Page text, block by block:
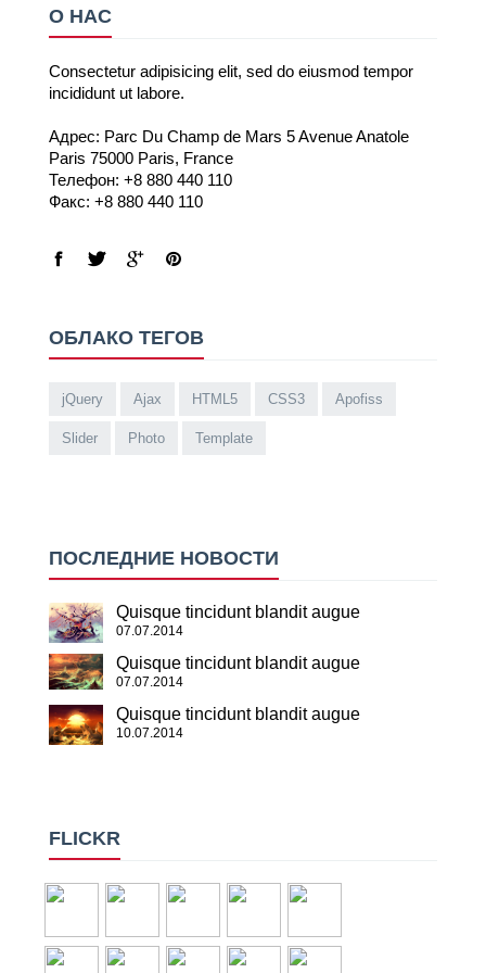
О НАС
Consectetur adipisicing elit, sed do eiusmod tempor
incididunt ut labore.
Адрес: Parc Du Champ de Mars 5 Avenue Anatole
Paris 75000 Paris, France
Телефон: +8 880 440 110
Факс: +8 880 440 110
ОБЛАКО ТЕГОВ
jQuery Ajax HTML5 CSS3 Apofiss
Slider Photo Template
ПОСЛЕДНИЕ НОВОСТИ
Quisque tincidunt blandit augue
07.07.2014
Quisque tincidunt blandit augue
07.07.2014
Quisque tincidunt blandit augue
10.07.2014
FLICKR